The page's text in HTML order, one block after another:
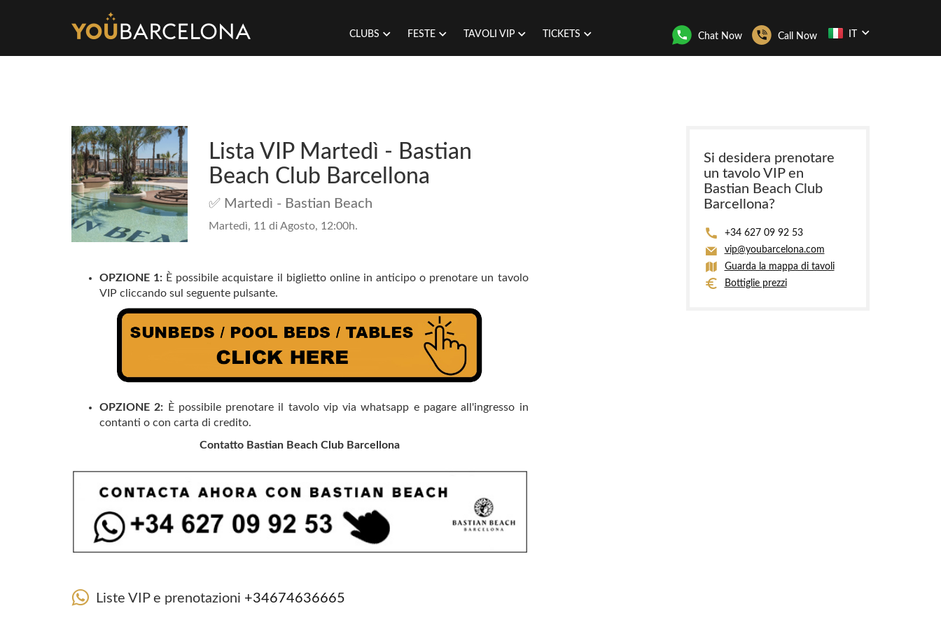
CLUBS FESTE TAVOLI VIP TICKETS Chat Now Call Now
Lista VIP Martedì - Bastian
Beach Club Barcellona
✅ Martedì - Bastian Beach
Martedì, 11 di Agosto, 12:00h.
OPZIONE 1: È possibile acquistare il biglietto online in anticipo o prenotare un tavolo
VIP cliccando sul seguente pulsante.
OPZIONE 2: È possibile prenotare il tavolo vip via whatsapp e pagare all'ingresso in
contanti o con carta di credito.
Contatto Bastian Beach Club Barcellona
Liste VIP e prenotazioni +34674636665
Si desidera prenotare
un tavolo VIP en
Bastian Beach Club
Barcellona?
+34 627 09 92 53
vip@youbarcelona.com
Guarda la mappa di tavoli
Bottiglie prezzi